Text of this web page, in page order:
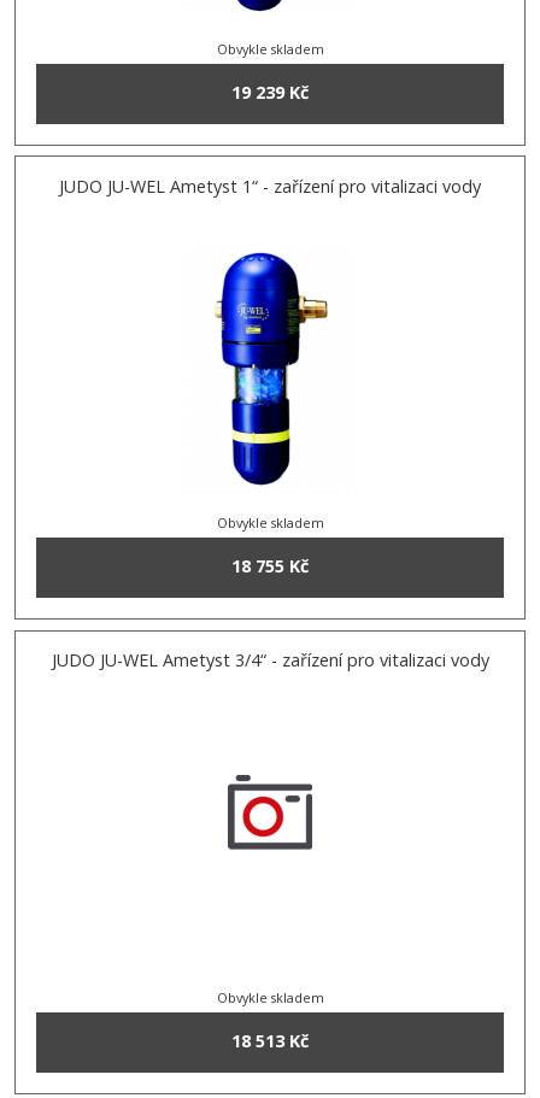
Obvykle skladem
19 239 Kč
JUDO JU-WEL Ametyst 1“ - zařízení pro vitalizaci vody
Obvykle skladem
18 755 Kč
JUDO JU-WEL Ametyst 3/4“ - zařízení pro vitalizaci vody
Obvykle skladem
18 513 Kč